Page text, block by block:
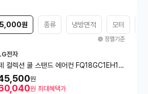
원 종류 냉방면적 모터
정렬기준
전자
컬렉션 쿨 스탠드 에어컨 FQ18GC1EH1
관) [냉방 58.5㎥] 실외기포함 [전국설치비
원
원 최대혜택가